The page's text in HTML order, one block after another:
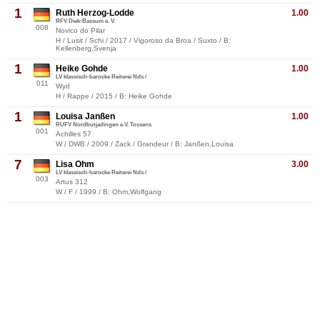
1
008
1.00
Ruth Herzog-Lodde
RFV Diek-Bassum e. V.
Novico do Pilar
H / Lusit / Schi / 2017 / Vigoroso da Broa / Suxto / B:
Kellenberg,Svenja
1
011
1.00
Heike Gohde
LV klassisch-barocke Reiterei Nds /
Wyd
H / Rappe / 2015 / B: Heike Gohde
1
001
1.00
Louisa Janßen
RUFV Nordbutjadingen e.V. Tossens
Achilles 57
W / DWB / 2009 / Zack / Grandeur / B: Janßen,Louisa
7
003
3.00
Lisa Ohm
LV klassisch-barocke Reiterei Nds /
Artus 312
W / F / 1999 / B: Ohm,Wolfgang